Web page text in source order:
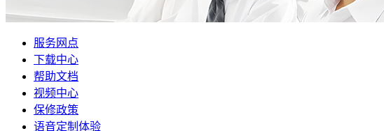
服务网点
下载中心
帮助文档
视频中心
保修政策
语音定制体验